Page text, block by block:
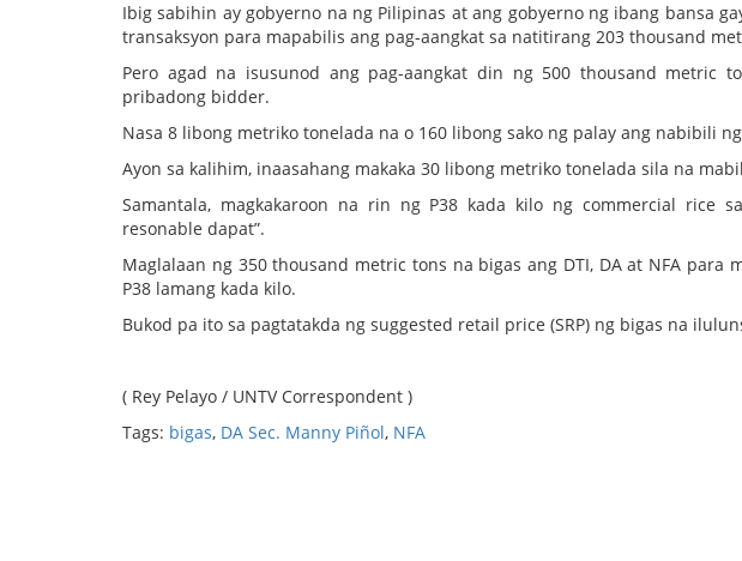
Ibig sabihin ay gobyerno na ng Pilipinas at ang gobyerno ng ibang bansa
transaksyon para mapabilis ang pag-aangkat sa natitirang 203 thousand
Pero agad na isusunod ang pag-aangkat din ng 500 thousand metric
pribadong bidder.
Nasa 8 libong metriko tonelada na o 160 libong sako ng palay ang nabibili
Ayon sa kalihim, inaasahang makaka 30 libong metriko tonelada sila na
Samantala, magkakaroon na rin ng P38 kada kilo ng commercial rice
resonable dapat”.
Maglalaan ng 350 thousand metric tons na bigas ang DTI, DA at NFA para
P38 lamang kada kilo.
Bukod pa ito sa pagtatakda ng suggested retail price (SRP) ng bigas na
( Rey Pelayo / UNTV Correspondent )
Tags: bigas, DA Sec. Manny Piñol, NFA